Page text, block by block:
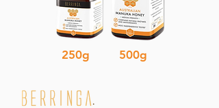
500g
250g